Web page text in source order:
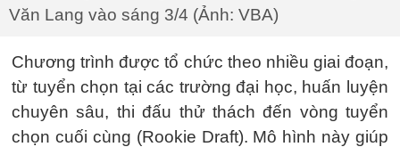
Văn Lang vào sáng 3/4 (Ảnh: VBA)
Chương trình được tổ chức theo nhiều giai đoạn,
từ tuyển chọn tại các trường đại học, huấn luyện
chuyên sâu, thi đấu thử thách đến vòng tuyển
chọn cuối cùng (Rookie Draft). Mô hình này giúp